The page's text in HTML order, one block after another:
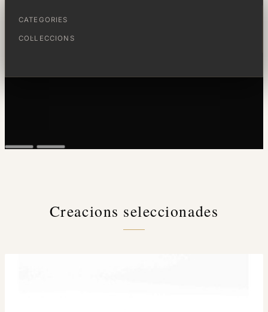
CATEGORIES
COL·LECCIONS
Creacions seleccionades